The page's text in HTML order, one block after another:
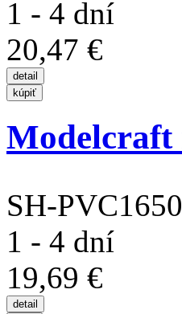
1 - 4 dní
20,47 €
Modelcraft
SH-PVC1650
1 - 4 dní
19,69 €